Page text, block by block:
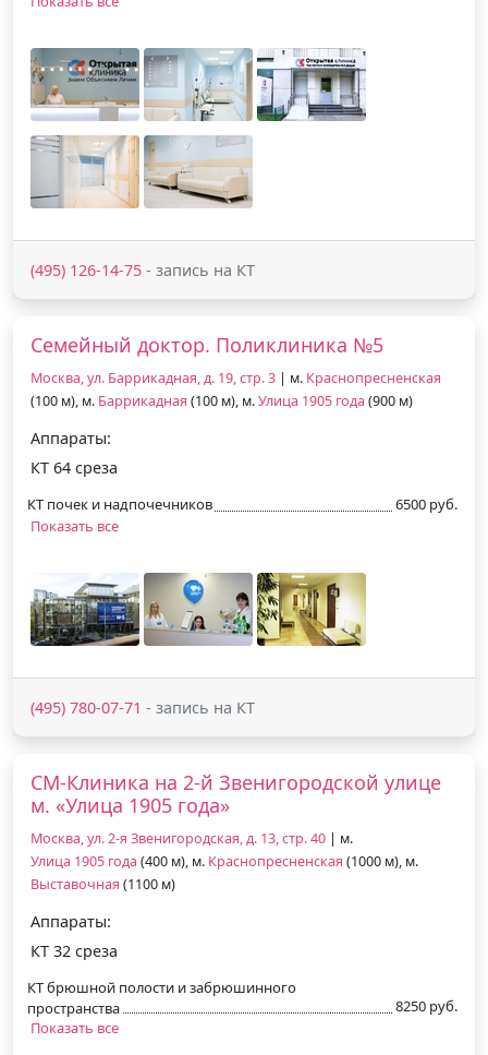
(495) 126-14-75 - запись на КТ
Семейный доктор. Поликлиника №5
Москва, ул. Баррикадная, д. 19, стр. 3 | м. Краснопресненская
(100 м), м. Баррикадная (100 м), м.Улица 1905 года (900 м)
Аппараты:
КТ 64 среза
КТ почек и надпочечников
6500 руб.
Показать все
(495) 780-07-71 - запись на КТ
СМ-Клиника на 2-й Звенигородской улице
м. «Улица 1905 года»
Москва, ул. 2-я Звенигородская, д. 13, стр. 40 | м.
Улица 1905 года (400 м), м. Краснопресненская (1000 м), м.
Выставочная (1100 м)
Аппараты:
КТ 32 среза
КТ брюшной полости и забрюшинного
пространства
8250 руб.
Показать все